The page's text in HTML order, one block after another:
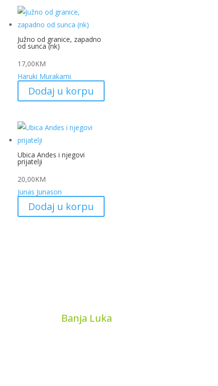
Južno od granice, zapadno
od sunca (nk)
17,00KM
Haruki Murakami
Dodaj u korpu
Ubica Andes i njegovi
prijatelji
20,00KM
Junas Junason
Dodaj u korpu
Banja Luka